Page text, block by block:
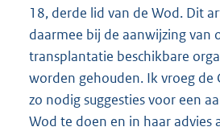
18, derde lid van de Wod. Dit
daarmee bij de aanwijzing van
transplantatie beschikbare
worden gehouden. Ik vroeg de
zo nodig suggesties voor een
Wod te doen en in haar advies